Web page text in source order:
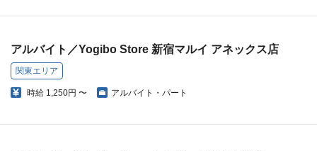
アルバイト／Yogibo Store 新宿マルイ アネックス店
関東エリア
時給 1,250円 〜 アルバイト・パート